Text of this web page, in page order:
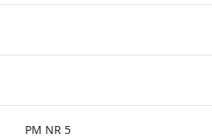
PM NR 5